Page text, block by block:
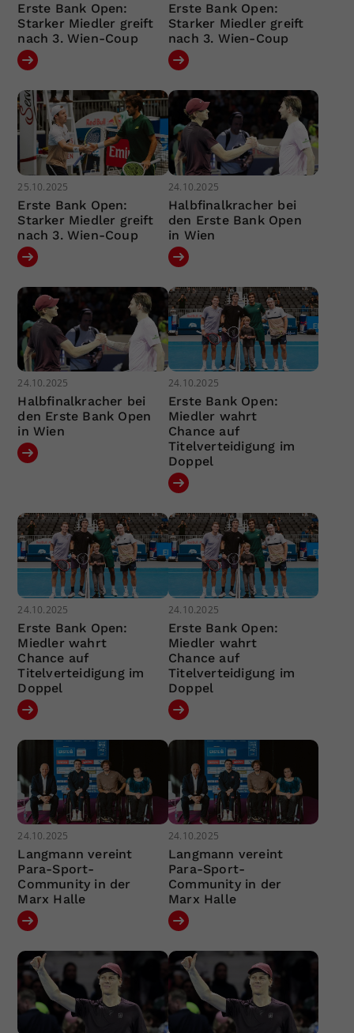
Erste Bank Open:
Starker Miedler greift
nach 3. Wien-Coup
Erste Bank Open:
Starker Miedler greift
nach 3. Wien-Coup
25.10.2025
Erste Bank Open:
Starker Miedler greift
nach 3. Wien-Coup
24.10.2025
Halbfinalkracher bei
den Erste Bank Open
in Wien
24.10.2025
Halbfinalkracher bei
den Erste Bank Open
in Wien
24.10.2025
Erste Bank Open:
Miedler wahrt
Chance auf
Titelverteidigung im
Doppel
24.10.2025
Erste Bank Open:
Miedler wahrt
Chance auf
Titelverteidigung im
Doppel
24.10.2025
Erste Bank Open:
Miedler wahrt
Chance auf
Titelverteidigung im
Doppel
24.10.2025
Langmann vereint
Para-Sport-
Community in der
Marx Halle
24.10.2025
Langmann vereint
Para-Sport-
Community in der
Marx Halle